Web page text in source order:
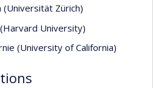
Zürich)
University)
(University of California)